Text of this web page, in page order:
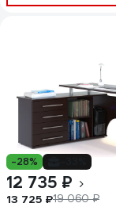
-28%
12 735 ₽
13 725 ₽19 060 ₽